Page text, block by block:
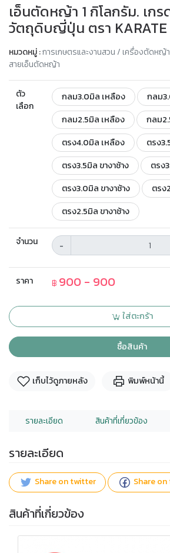
เอ็นตัดหญ้า 1 กิโลกรัม. เก
วัตถุดิบญี่ปุ่น ตรา KARATE
หมวดหมู่ :การเกษตรและงานสวน / เครื่องตัดหญ้
สายเอ็นตัดหญ้า
ตัว
เลือก
กลม3.0มิล เหลือง
กลม
กลม2.5มิล เหลือง
กลม
ตรง4.0มิล เหลือง
ตรง
ตรง3.5มิล ขางาช้าง
ตรง
ตรง3.0มิล ขางาช้าง
ตรง
ตรง2.5มิล ขางาช้าง
จำนวน -
ราคา ฿ 900 - 900
ใส่ตะกร้า
ซื้อสินค้า
เก็บไว้ดูภายหลัง พิมพ์หน้านี้
รายละเอียด สินค้าที่เกี่ยวข้อง
รายละเอียด
Share on twitter Share
สินค้าที่เกี่ยวข้อง